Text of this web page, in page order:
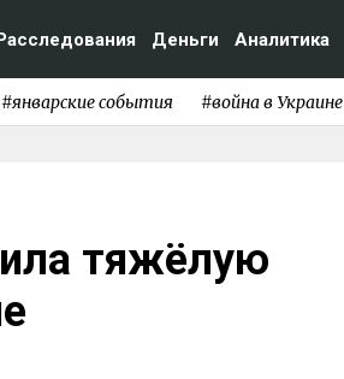
Деньги Аналитика
#январские события #война в Украине
тяжёлую